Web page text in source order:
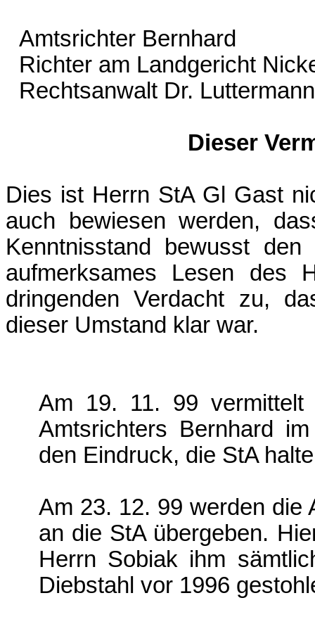
Amtsrichter Bernhard
Richter am Landgericht
Rechtsanwalt Dr. Luttermann
Dieser
Dies ist Herrn StA Gl Gast
auch bewiesen werden,
Kenntnisstand bewusst
aufmerksames Lesen des
dringenden Verdacht zu,
dieser Umstand klar war.
Am 19. 11. 99
Amtsrichters Bernhard
den Eindruck, die StA
Am 23. 12. 99 werden die
an die StA übergeben.
Herrn Sobiak ihm
Diebstahl vor 1996